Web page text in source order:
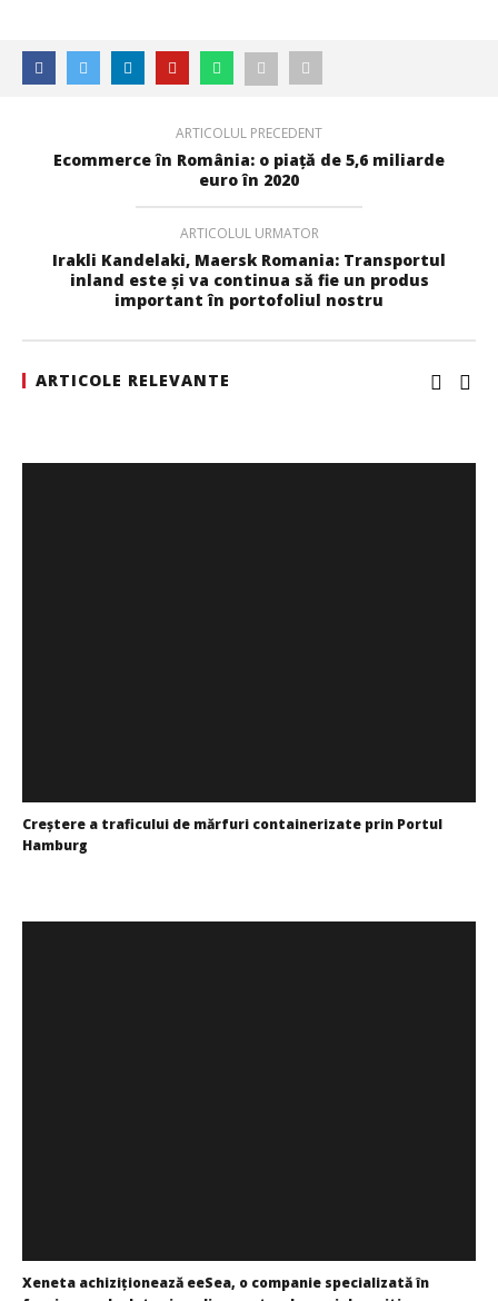
industriale și logistice din România a crescut cu 11% în
WDP își consolidează prezența pe piața europeană și
investește în noi proiecte logistice din România
ARTICOLUL PRECEDENT
Ecommerce în România: o piață de 5,6 miliarde
euro în 2020
ARTICOLUL URMATOR
Irakli Kandelaki, Maersk Romania: Transportul
inland este și va continua să fie un produs
important în portofoliul nostru
ARTICOLE RELEVANTE
Creștere a traficului de mărfuri containerizate prin Portul
Hamburg
Xeneta achiziționează eeSea, o companie specializată în